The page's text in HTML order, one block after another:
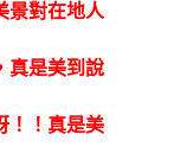
景對在地人
真是美到說
！！真是美